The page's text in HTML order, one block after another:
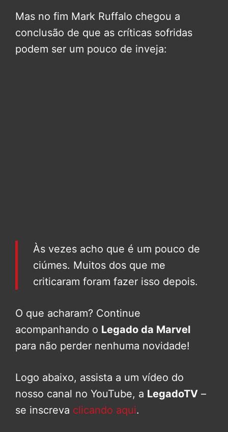
Mas no fim Mark Ruffalo chegou a
conclusão de que as críticas sofridas
podem ser um pouco de inveja:
Às vezes acho que é um pouco de
ciúmes. Muitos dos que me
criticaram foram fazer isso depois.
O que acharam? Continue
acompanhando o Legado da Marvel
para não perder nenhuma novidade!
Logo abaixo, assista a um vídeo do
nosso canal no YouTube, a LegadoTV –
se inscreva clicando aqui.